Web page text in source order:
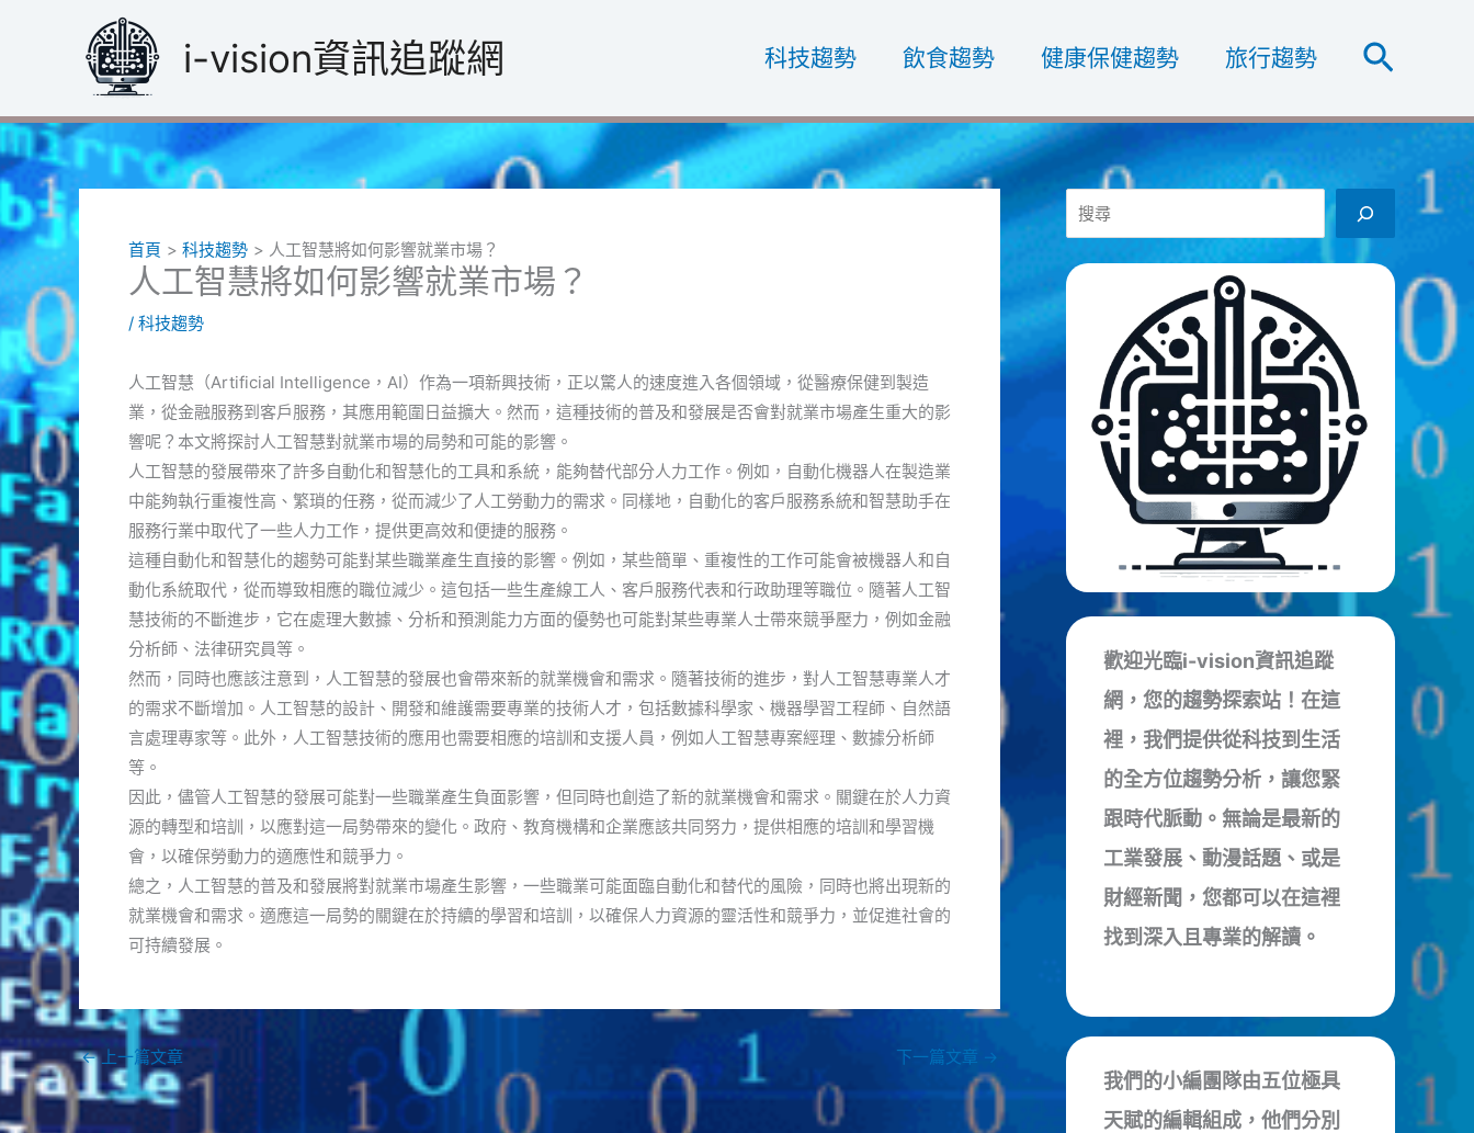
內
容
i-vision資訊追蹤網 科技趨勢 飲食趨勢 健康保健趨勢 旅行趨勢
搜
尋
首頁 科技趨勢 人工智慧將如何影響就業市場？
人工智慧將如何影響就業市場？
/ 科技趨勢
人工智慧（Artificial Intelligence，AI）作為一項新興技術，正以驚人的速度進入各個領域，從醫療保健到製造
業，從金融服務到客戶服務，其應用範圍日益擴大。然而，這種技術的普及和發展是否會對就業市場產生重大的影
響呢？本文將探討人工智慧對就業市場的局勢和可能的影響。
人工智慧的發展帶來了許多自動化和智慧化的工具和系統，能夠替代部分人力工作。例如，自動化機器人在製造業
中能夠執行重複性高、繁瑣的任務，從而減少了人工勞動力的需求。同樣地，自動化的客戶服務系統和智慧助手在
服務行業中取代了一些人力工作，提供更高效和便捷的服務。
這種自動化和智慧化的趨勢可能對某些職業產生直接的影響。例如，某些簡單、重複性的工作可能會被機器人和自
動化系統取代，從而導致相應的職位減少。這包括一些生產線工人、客戶服務代表和行政助理等職位。隨著人工智
慧技術的不斷進步，它在處理大數據、分析和預測能力方面的優勢也可能對某些專業人士帶來競爭壓力，例如金融
分析師、法律研究員等。
然而，同時也應該注意到，人工智慧的發展也會帶來新的就業機會和需求。隨著技術的進步，對人工智慧專業人才
的需求不斷增加。人工智慧的設計、開發和維護需要專業的技術人才，包括數據科學家、機器學習工程師、自然語
言處理專家等。此外，人工智慧技術的應用也需要相應的培訓和支援人員，例如人工智慧專案經理、數據分析師
等。
因此，儘管人工智慧的發展可能對一些職業產生負面影響，但同時也創造了新的就業機會和需求。關鍵在於人力資
源的轉型和培訓，以應對這一局勢帶來的變化。政府、教育機構和企業應該共同努力，提供相應的培訓和學習機
會，以確保勞動力的適應性和競爭力。
總之，人工智慧的普及和發展將對就業市場產生影響，一些職業可能面臨自動化和替代的風險，同時也將出現新的
就業機會和需求。適應這一局勢的關鍵在於持續的學習和培訓，以確保人力資源的靈活性和競爭力，並促進社會的
可持續發展。
←上一篇文章 下一篇文章 →
搜
尋
歡迎光臨i-vision資訊追蹤
網，您的趨勢探索站！在這
裡，我們提供從科技到生活
的全方位趨勢分析，讓您緊
跟時代脈動。無論是最新的
工業發展、動漫話題、或是
財經新聞，您都可以在這裡
找到深入且專業的解讀。
我們的小編團隊由五位極具
天賦的編輯組成，他們分別